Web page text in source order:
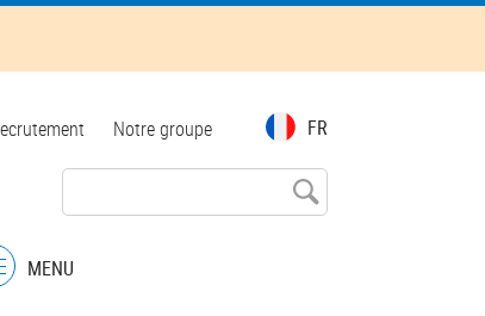
FR
Notre groupe
MENU